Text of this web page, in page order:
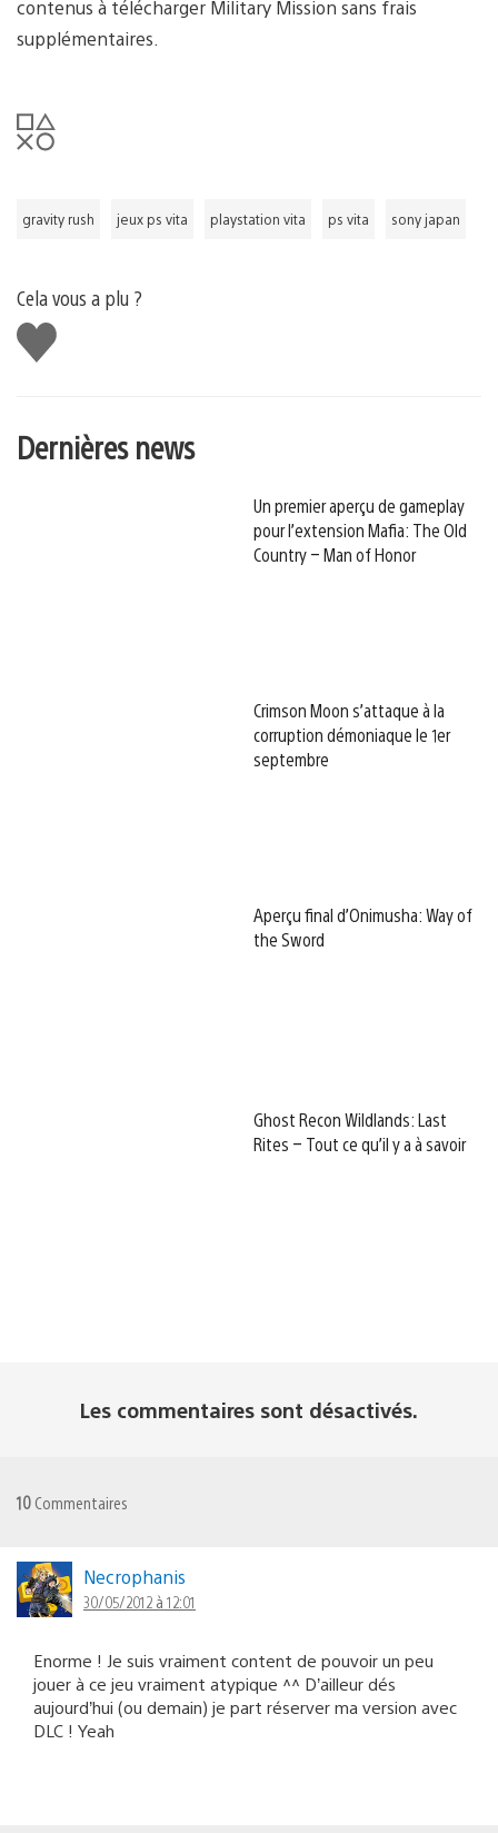
contenus à télécharger Military Mission sans frais
supplémentaires.
gravity rush jeux ps vita playstation vita ps vita sony japan
Cela vous a plu ?
J'aime
Dernières news
Un premier aperçu de gameplay
pour l’extension Mafia: The Old
Country – Man of Honor
Crimson Moon s’attaque à la
corruption démoniaque le 1er
septembre
Aperçu final d’Onimusha: Way of
the Sword
Ghost Recon Wildlands: Last
Rites – Tout ce qu’il y a à savoir
Les commentaires sont désactivés.
10 Commentaires
Necrophanis
30/05/2012 à 12:01
Enorme ! Je suis vraiment content de pouvoir un peu
jouer à ce jeu vraiment atypique ^^ D’ailleur dés
aujourd’hui (ou demain) je part réserver ma version avec
DLC ! Yeah